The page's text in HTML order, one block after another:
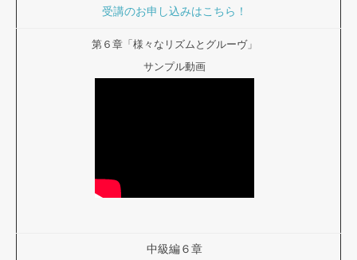
受講のお申し込みはこちら！
第６章「様々なリズムとグルーヴ」
サンプル動画
中級編６章